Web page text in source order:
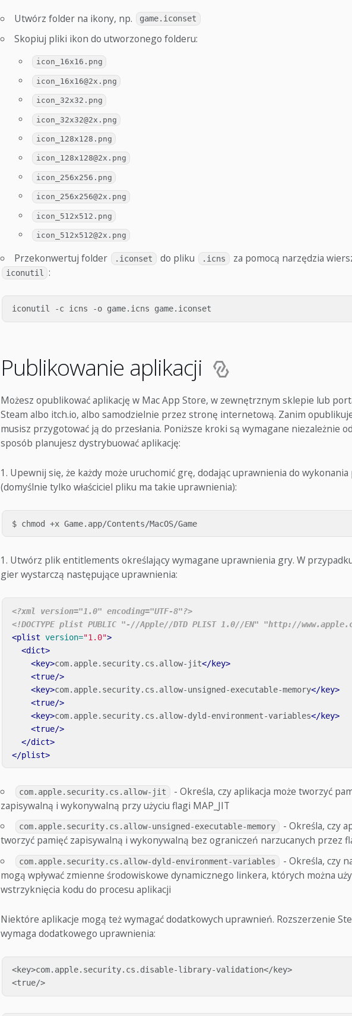
Utwórz folder na ikony, np. game.iconset
Skopiuj pliki ikon do utworzonego folderu:
icon_16x16.png
icon_16x16@2x.png
icon_32x32.png
icon_32x32@2x.png
icon_128x128.png
icon_128x128@2x.png
icon_256x256.png
icon_256x256@2x.png
icon_512x512.png
icon_512x512@2x.png
Przekonwertuj folder .iconset do pliku .icns za pomocą narzędzia
iconutil :
Publikowanie aplikacji
Możesz opublikować aplikację w Mac App Store, w zewnętrznym sklepie lub
Steam albo itch.io, albo samodzielnie przez stronę internetową. Zanim
musisz przygotować ją do przesłania. Poniższe kroki są wymagane niezależnie
sposób planujesz dystrybuować aplikację:
Upewnij się, że każdy może uruchomić grę, dodając uprawnienia do wykonania
(domyślnie tylko właściciel pliku ma takie uprawnienia):
$ chmod +x Game.app/Contents/MacOS/Game
Utwórz plik entitlements określający wymagane uprawnienia gry. W
gier wystarczą następujące uprawnienia:
<?xml version="1.0" encoding="UTF-8"?>
<!DOCTYPE plist PUBLIC "-//Apple//DTD PLIST 1.0//EN" "http://
<plist version="1.0">
<dict>
<key>com.apple.security.cs.allow-jit</key>
<true/>
<key>com.apple.security.cs.allow-unsigned-executable-memory</key>
<true/>
<key>com.apple.security.cs.allow-dyld-environment-variables</key>
<true/>
</dict>
</plist>
com.apple.security.cs.allow-jit
- Określa, czy aplikacja może tworzyć
zapisywalną i wykonywalną przy użyciu flagi MAP_JIT
com.apple.security.cs.allow-unsigned-executable-memory
- Określa, czy
tworzyć pamięć zapisywalną i wykonywalną bez ograniczeń narzucanych przez
com.apple.security.cs.allow-dyld-environment-variables
- Określa, czy
mogą wpływać zmienne środowiskowe dynamicznego linkera, których można
wstrzyknięcia kodu do procesu aplikacji
Niektóre aplikacje mogą też wymagać dodatkowych uprawnień. Rozszerzenie
wymaga dodatkowego uprawnienia:
<key>com.apple.security.cs.disable-library-validation</key>
<true/>